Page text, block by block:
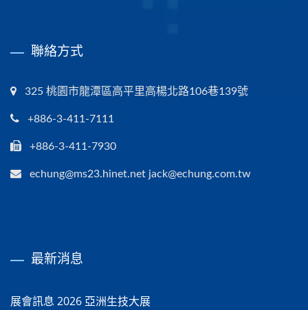
聯絡方式
325 桃園市龍潭區高平里高楊北路106巷139號
+886-3-411-7111
+886-3-411-7930
echung@ms23.hinet.net jack@echung.com.tw
最新消息
展會訊息 2026 亞洲生技大展